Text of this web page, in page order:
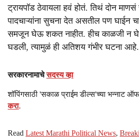
ट्रायपॉड ठेवायला हवं होतं. तिथं दोन
पादचाऱ्यांना सुचना देत असतील पण घाईन
समजून घेऊ शकत नाहीत. हीच काळजी न
घडली, त्यामुळं ही अतिशय गंभीर घटना आहे.
सरकारनामाचेसदस्य व्हा
शॉपिंगसाठी 'सकाळ प्राईम डील्स'च्या भन्नाट
करा.
Read Latest Marathi Political News,